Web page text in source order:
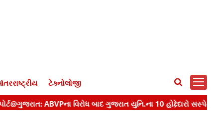
ટેક્નોલોજી